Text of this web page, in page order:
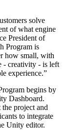
solve
of what engine
President of
Program is
how small, with
- creativity - is left
experience.”
begins by
Dashboard.
project and
to integrate
Unity editor.